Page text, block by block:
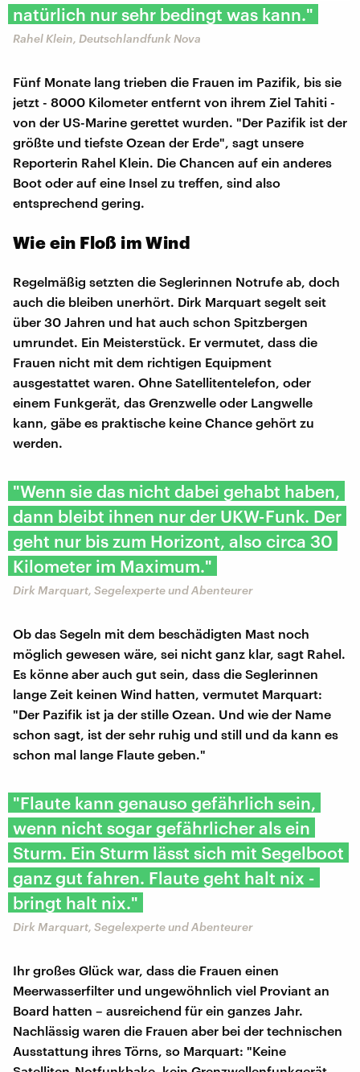
natürlich nur sehr bedingt was kann."
Rahel Klein, Deutschlandfunk Nova
Fünf Monate lang trieben die Frauen im Pazifik, bis sie
jetzt - 8000 Kilometer entfernt von ihrem Ziel Tahiti -
von der US-Marine gerettet wurden. "Der Pazifik ist der
größte und tiefste Ozean der Erde", sagt unsere
Reporterin Rahel Klein. Die Chancen auf ein anderes
Boot oder auf eine Insel zu treffen, sind also
entsprechend gering.
Wie ein Floß im Wind
Regelmäßig setzten die Seglerinnen Notrufe ab, doch
auch die bleiben unerhört. Dirk Marquart segelt seit
über 30 Jahren und hat auch schon Spitzbergen
umrundet. Ein Meisterstück. Er vermutet, dass die
Frauen nicht mit dem richtigen Equipment
ausgestattet waren. Ohne Satellitentelefon, oder
einem Funkgerät, das Grenzwelle oder Langwelle
kann, gäbe es praktische keine Chance gehört zu
werden.
"Wenn sie das nicht dabei gehabt haben,
dann bleibt ihnen nur der UKW-Funk. Der
geht nur bis zum Horizont, also circa 30
Kilometer im Maximum."
Dirk Marquart, Segelexperte und Abenteurer
Ob das Segeln mit dem beschädigten Mast noch
möglich gewesen wäre, sei nicht ganz klar, sagt Rahel.
Es könne aber auch gut sein, dass die Seglerinnen
lange Zeit keinen Wind hatten, vermutet Marquart:
"Der Pazifik ist ja der stille Ozean. Und wie der Name
schon sagt, ist der sehr ruhig und still und da kann es
schon mal lange Flaute geben."
"Flaute kann genauso gefährlich sein,
wenn nicht sogar gefährlicher als ein
Sturm. Ein Sturm lässt sich mit Segelboot
ganz gut fahren. Flaute geht halt nix -
bringt halt nix."
Dirk Marquart, Segelexperte und Abenteurer
Ihr großes Glück war, dass die Frauen einen
Meerwasserfilter und ungewöhnlich viel Proviant an
Board hatten – ausreichend für ein ganzes Jahr.
Nachlässig waren die Frauen aber bei der technischen
Ausstattung ihres Törns, so Marquart: "Keine